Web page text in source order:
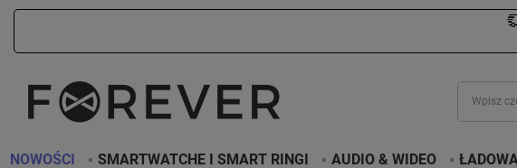
NOWOŚCI SMARTWATCHE I SMART RINGI AUDIO & WIDEO